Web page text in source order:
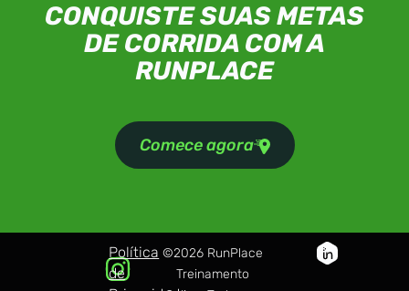
CONQUISTE SUAS METAS
DE CORRIDA COM A
RUNPLACE
Comece agora
©2026 RunPlace
Treinamento
Política
de